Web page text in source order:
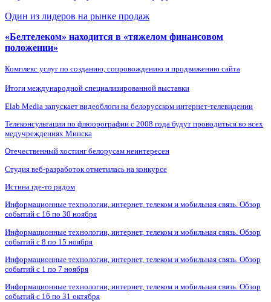
Один из лидеров на рынке продаж
«Белтелеком» находится в «тяжелом финансовом
положении»
Комплекс услуг по созданию, сопровождению и продвижению сайта
Итоги международной специализированной выставки
Elab Media запускает видеоблоги на белорусском интернет-телевидении
Телеконсультации по флюорографии с 2008 года будут проводиться во всех
медучреждениях Минска
Отечественный хостинг белорусам неинтересен
Студия веб-разработок отметилась на конкурсе
Истина где-то рядом
Информационные технологии, интернет, телеком и мобильная связь. Обзор
событий с 16 по 30 ноября
Информационные технологии, интернет, телеком и мобильная связь. Обзор
событий с 8 по 15 ноября
Информационные технологии, интернет, телеком и мобильная связь. Обзор
событий с 1 по 7 ноября
Информационные технологии, интернет, телеком и мобильная связь. Обзор
событий с 16 по 31 октября